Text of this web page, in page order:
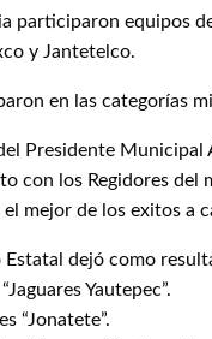
participaron equipos
y Jantetelco.
en las categorías
Presidente
con los Regidores del
mejor de los exitos a
Estatal dejó como
Yautepec”.
“Jonatete”.